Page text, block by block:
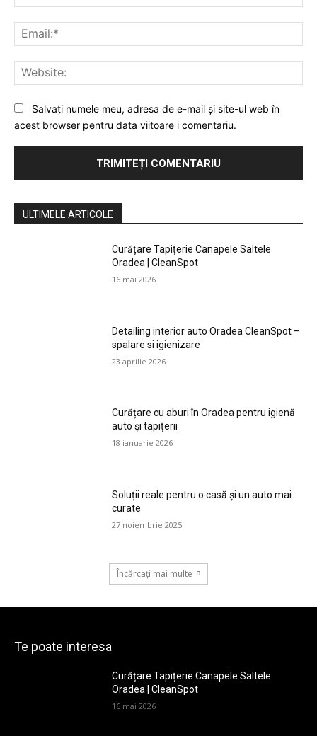
Salvați numele meu, adresa de e-mail și site-ul web în
acest browser pentru data viitoare i comentariu.
ULTIMELE ARTICOLE
Curățare Tapițerie Canapele Saltele
Oradea | CleanSpot
16 mai 2026
Detailing interior auto Oradea CleanSpot –
spalare si igienizare
23 aprilie 2026
Curățare cu aburi în Oradea pentru igienă
auto și tapițerii
18 ianuarie 2026
Soluții reale pentru o casă și un auto mai
curate
27 noiembrie 2025
Încărcați mai multe
Te poate interesa
Curățare Tapițerie Canapele Saltele
Oradea | CleanSpot
16 mai 2026